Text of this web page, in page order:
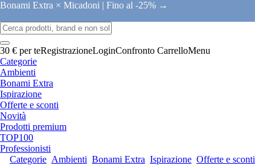
Bonami Extra × Micadoni | Fino al -25% →
30 € per teRegistrazioneLoginConfronto CarrelloMenu
Categorie
Ambienti
Bonami Extra
Ispirazione
Offerte e sconti
Novità
Prodotti premium
TOP100
Professionisti
Categorie Ambienti Bonami Extra Ispirazione Offerte e sconti